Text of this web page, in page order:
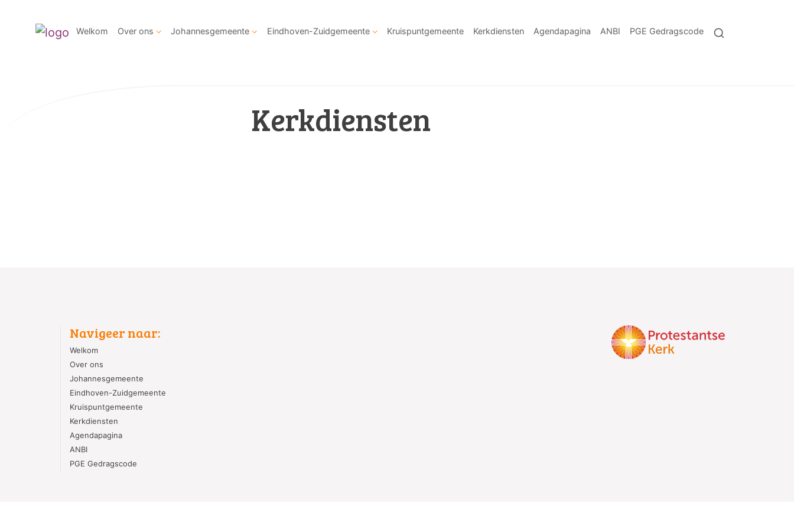
Welkom Over ons Johannesgemeente Eindhoven-Zuidgemeente Kruispuntgemeente Kerkdiensten Agendapagina ANBI PGE Gedragscode
Kerkdiensten
Navigeer naar:
Welkom
Over ons
Johannesgemeente
Eindhoven-Zuidgemeente
Kruispuntgemeente
Kerkdiensten
Agendapagina
ANBI
PGE Gedragscode